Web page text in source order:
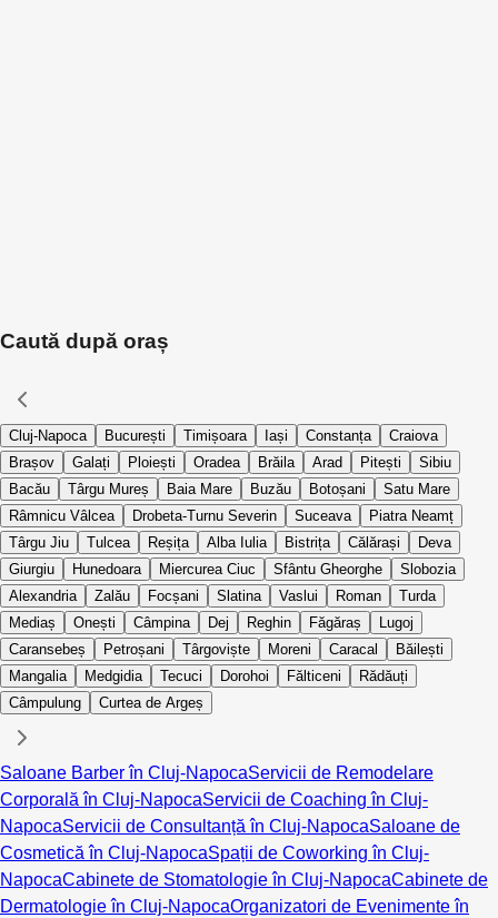
Caută după oraș
Cluj-Napoca București Timișoara Iași Constanța
Craiova
Brașov
Galați Ploiești Oradea Brăila Arad Pitești
Sibiu
Bacău
Târgu Mureș Baia Mare Buzău Botoșani
Satu Mare
Râmnicu Vâlcea
Drobeta-Turnu Severin Suceava
Piatra Neamț
Târgu Jiu
Tulcea Reșița Alba Iulia Bistrița Călărași
Deva
Giurgiu
Hunedoara Miercurea Ciuc Sfântu Gheorghe
Slobozia
Alexandria
Zalău Focșani Slatina Vaslui Roman
Turda
Mediaș
Onești Câmpina Dej Reghin Făgăraș
Lugoj
Caransebeș
Petroșani Târgoviște Moreni Caracal
Băilești
Mangalia
Medgidia Tecuci Dorohoi Fălticeni
Rădăuți
Câmpulung
Curtea de Argeș
Saloane Barber în Cluj-NapocaServicii de Remodelare
Corporală în Cluj-NapocaServicii de Coaching în Cluj-
NapocaServicii de Consultanță în Cluj-NapocaSaloane de
Cosmetică în Cluj-NapocaSpații de Coworking în Cluj-
NapocaCabinete de Stomatologie în Cluj-NapocaCabinete de
Dermatologie în Cluj-NapocaOrganizatori de Evenimente în